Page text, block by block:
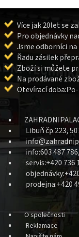
Více jak 20let se
Pro objednávky
Jsme odborníci
Řadu zásilek
Zboží si můžete
Na prodávané
Otevírací doba:Po-
Libuň čp.223,
info:603 487
servis:+420 736
prodejna:+420
O společnosti
Reklamace